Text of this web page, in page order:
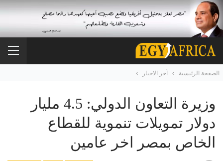
الصفحة الرئيسية آخر الاخبار
وزيرة التعاون الدولي: 4.5 مليار
دولار تمويلات تنموية للقطاع
الخاص بمصر اخر عامين